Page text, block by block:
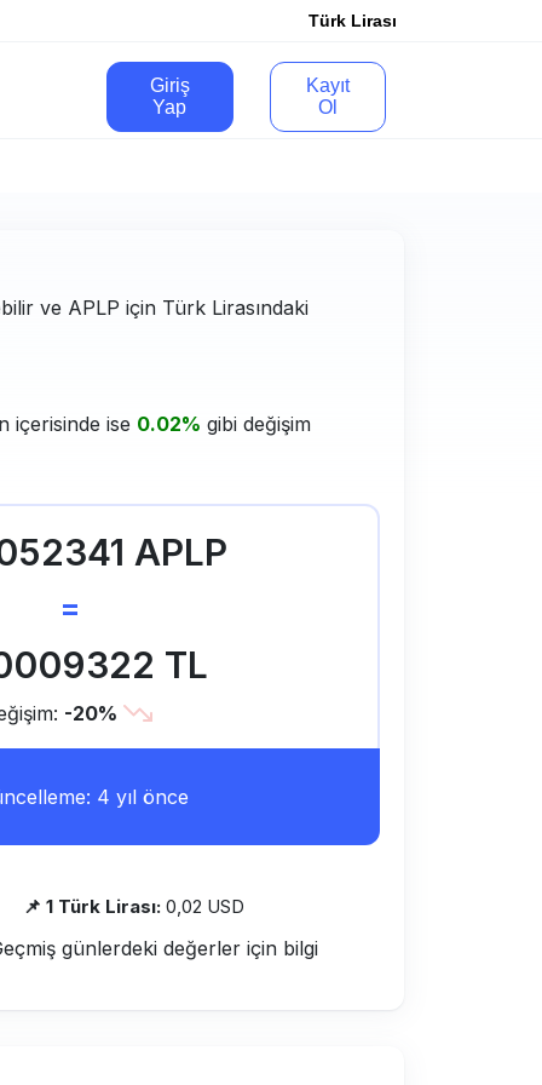
Türk Lirası
Giriş
Yap
Kayıt
Ol
ve APLP için Türk Lirasındaki
içerisinde ise 0.02% gibi değişim
APLP
=
TL
-20%
4 yıl önce
📌 1 Türk Lirası: 0,02 USD
günlerdeki değerler için bilgi